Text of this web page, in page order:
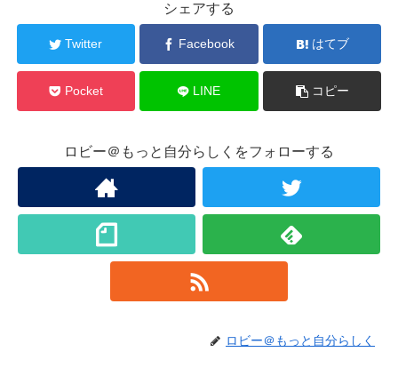
シェアする
Twitter Facebook はてブ
Pocket LINE コピー
ロビー＠もっと自分らしくをフォローする
ロビー＠もっと自分らしく